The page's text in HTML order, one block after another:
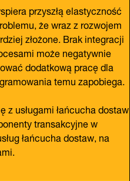
przyszłą elastyczność
że wraz z rozwojem
złożone. Brak integracji
może negatywnie
dodatkową pracę dla
temu zapobiega.
z usługami łańcucha dostaw
transakcyjne w
łańcucha dostaw, na